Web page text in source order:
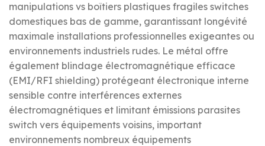
manipulations vs boîtiers plastiques fragiles switches
domestiques bas de gamme, garantissant longévité
maximale installations professionnelles exigeantes ou
environnements industriels rudes. Le métal offre
également blindage électromagnétique efficace
(EMI/RFI shielding) protégeant électronique interne
sensible contre interférences externes
électromagnétiques et limitant émissions parasites
switch vers équipements voisins, important
environnements nombreux équipements